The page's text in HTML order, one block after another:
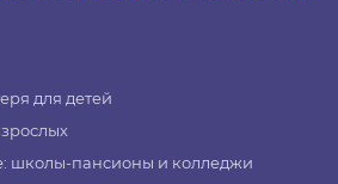
для детей
школы-пансионы и колледжи